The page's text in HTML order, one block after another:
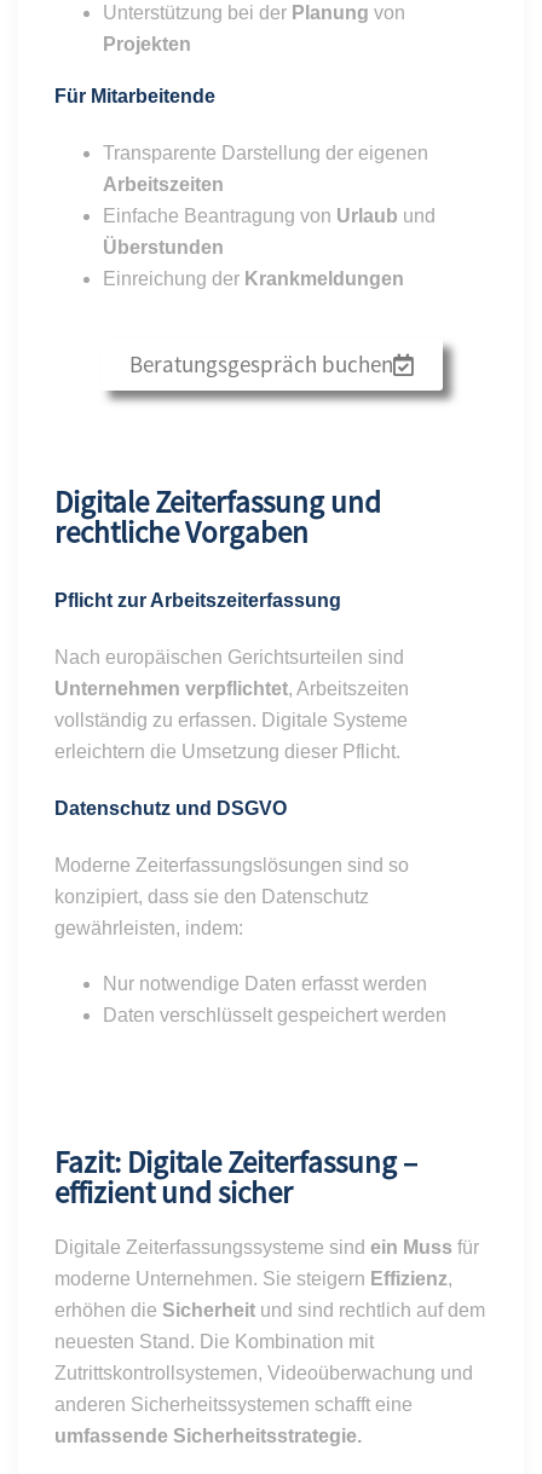
Unterstützung bei der Planung von
Projekten
Für Mitarbeitende
Transparente Darstellung der eigenen
Arbeitszeiten
Einfache Beantragung von Urlaub und
Überstunden
Einreichung der Krankmeldungen
Beratungsgespräch buchen
Digitale Zeiterfassung und
rechtliche Vorgaben
Pflicht zur Arbeitszeiterfassung
Nach europäischen Gerichtsurteilen sind
Unternehmen verpflichtet, Arbeitszeiten
vollständig zu erfassen. Digitale Systeme
erleichtern die Umsetzung dieser Pflicht.
Datenschutz und DSGVO
Moderne Zeiterfassungslösungen sind so
konzipiert, dass sie den Datenschutz
gewährleisten, indem:
Nur notwendige Daten erfasst werden
Daten verschlüsselt gespeichert werden
Fazit: Digitale Zeiterfassung –
effizient und sicher
Digitale Zeiterfassungssysteme sind ein Muss für
moderne Unternehmen. Sie steigern Effizienz,
erhöhen die Sicherheit und sind rechtlich auf dem
neuesten Stand. Die Kombination mit
Zutrittskontrollsystemen, Videoüberwachung und
anderen Sicherheitssystemen schafft eine
umfassende Sicherheitsstrategie.